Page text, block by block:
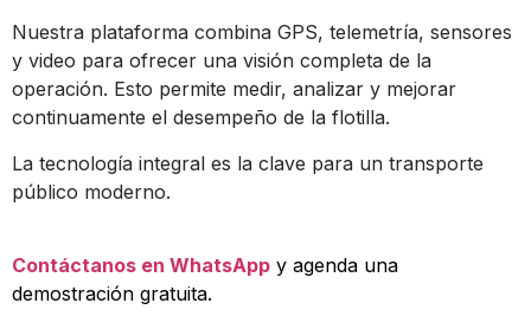
Nuestra plataforma combina GPS, telemetría, sensores
y video para ofrecer una visión completa de la
operación. Esto permite medir, analizar y mejorar
continuamente el desempeño de la flotilla.
La tecnología integral es la clave para un transporte
público moderno.
Contáctanos en WhatsApp y agenda una
demostración gratuita.